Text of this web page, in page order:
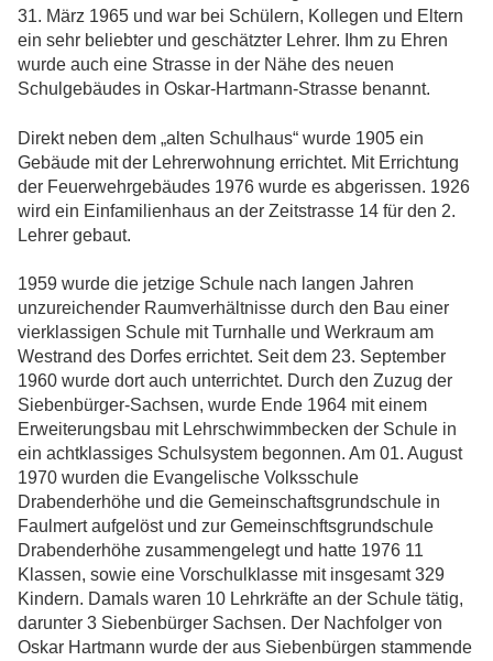
31. März 1965 und war bei Schülern, Kollegen und Eltern
ein sehr beliebter und geschätzter Lehrer. Ihm zu Ehren
wurde auch eine Strasse in der Nähe des neuen
Schulgebäudes in Oskar-Hartmann-Strasse benannt.
Direkt neben dem „alten Schulhaus“ wurde 1905 ein
Gebäude mit der Lehrerwohnung errichtet. Mit Errichtung
der Feuerwehrgebäudes 1976 wurde es abgerissen. 1926
wird ein Einfamilienhaus an der Zeitstrasse 14 für den 2.
Lehrer gebaut.
1959 wurde die jetzige Schule nach langen Jahren
unzureichender Raumverhältnisse durch den Bau einer
vierklassigen Schule mit Turnhalle und Werkraum am
Westrand des Dorfes errichtet. Seit dem 23. September
1960 wurde dort auch unterrichtet. Durch den Zuzug der
Siebenbürger-Sachsen, wurde Ende 1964 mit einem
Erweiterungsbau mit Lehrschwimmbecken der Schule in
ein achtklassiges Schulsystem begonnen. Am 01. August
1970 wurden die Evangelische Volksschule
Drabenderhöhe und die Gemeinschaftsgrundschule in
Faulmert aufgelöst und zur Gemeinschftsgrundschule
Drabenderhöhe zusammengelegt und hatte 1976 11
Klassen, sowie eine Vorschulklasse mit insgesamt 329
Kindern. Damals waren 10 Lehrkräfte an der Schule tätig,
darunter 3 Siebenbürger Sachsen. Der Nachfolger von
Oskar Hartmann wurde der aus Siebenbürgen stammende